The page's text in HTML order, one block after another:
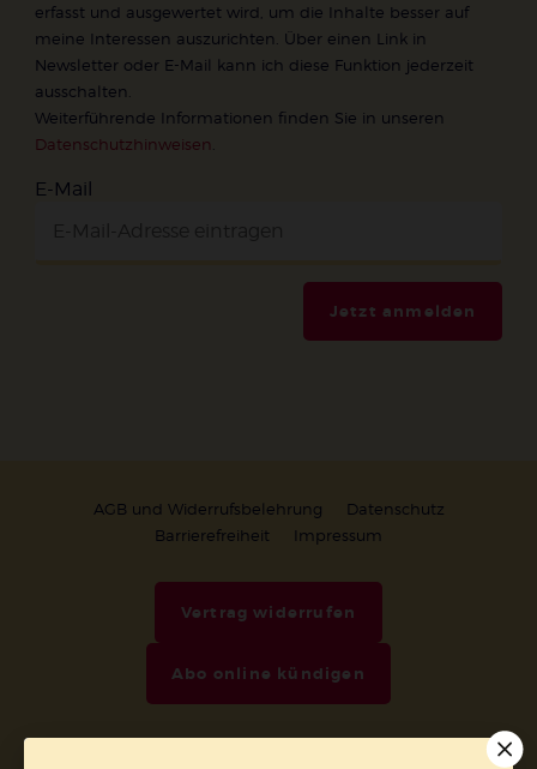
erfasst und ausgewertet wird, um die Inhalte besser auf
meine Interessen auszurichten. Über einen Link in
Newsletter oder E-Mail kann ich diese Funktion jederzeit
ausschalten.
Weiterführende Informationen finden Sie in unseren
Datenschutzhinweisen
E-Mail
Jetzt anmelden
AGB und Widerrufsbelehrung
Datenschutz
Barrierefreiheit
Impressum
Vertrag widerrufen
Abo online kündigen